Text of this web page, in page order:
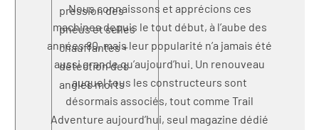
pression des
pneus et selles
chauffantes +
détection des
angles morts
Nous connaissons et apprécions ces
machines depuis le tout début, à l’aube des
années 80, mais leur popularité n’a jamais été
aussi grande qu’aujourd’hui. Un renouveau
auquel tous les constructeurs sont
désormais associés, tout comme Trail
Adventure aujourd’hui, seul magazine dédié